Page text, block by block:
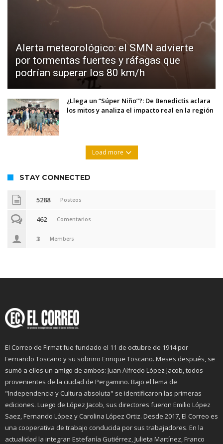
Alerta meteorológico: el SMN advierte
por tormentas fuertes y ráfagas que
podrían superar los 80 km/h
¿Llega un “Súper Niño”?: De Benedictis aclara
los mitos y analiza el impacto real en la región
Load more
STAY CONNECTED
5288 Posteos
462 Comentarios
3 Members
El Correo de Firmat fue fundado el 11 de octubre de 1914 por
Fernando Toscano y su sobrino Enrique Toscano. Meses después, se
sumó a ellos un amigo de ambos: Juan Alfredo López Jacob, todos
provenientes de la ciudad de Pergamino. Bajo el lema de
"Independencia y Cultura absoluta" se identificaron las primeras
ediciones. Luego de López Jacob, sus directores fueron Emilio López
Saez, Fernando López y Carolina López Ortiz. Desde 2017, El Correo es
una cooperativa de trabajo conducida por sus trabajadores. En la
actualidad la integran Estefanía Gutiérrez, Julieta Martínez, Franco